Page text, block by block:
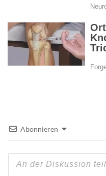
Abonnieren